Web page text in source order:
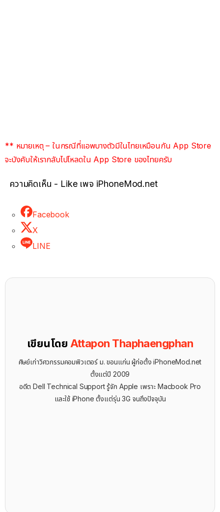
** หมายเหตุ – ในกรณีที่แอพบางตัวมีในไทยเหมือนกัน App Store
จะบังคับให้เรากลับไปโหลดใน App Store ของไทยครับ
ความคิดเห็น - Like เพจ iPhoneMod.net
Facebook
X
LINE
เขียนโดย Attapon Thaphaengphan
ศิษย์เก่าวิศวกรรมคอมพิวเตอร์ ม. ขอนแก่น ผู้ก่อตั้ง iPhoneMod.net
ตั้งแต่ปี 2009
อดีต Dell Technical Support รู้จัก ​Apple เพราะ Macbook Pro
และใช้ iPhone ตั้งแต่รุ่น 3G จนถึงปัจจุบัน